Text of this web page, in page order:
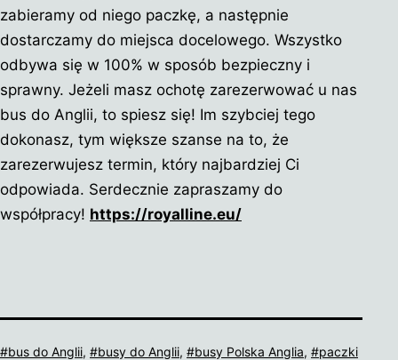
zabieramy od niego paczkę, a następnie
dostarczamy do miejsca docelowego. Wszystko
odbywa się w 100% w sposób bezpieczny i
sprawny. Jeżeli masz ochotę zarezerwować u nas
bus do Anglii, to spiesz się! Im szybciej tego
dokonasz, tym większe szanse na to, że
zarezerwujesz termin, który najbardziej Ci
odpowiada. Serdecznie zapraszamy do
współpracy! https://royalline.eu/
Tagibus do Anglii, busy do Anglii, busy Polska Anglia,
paczki